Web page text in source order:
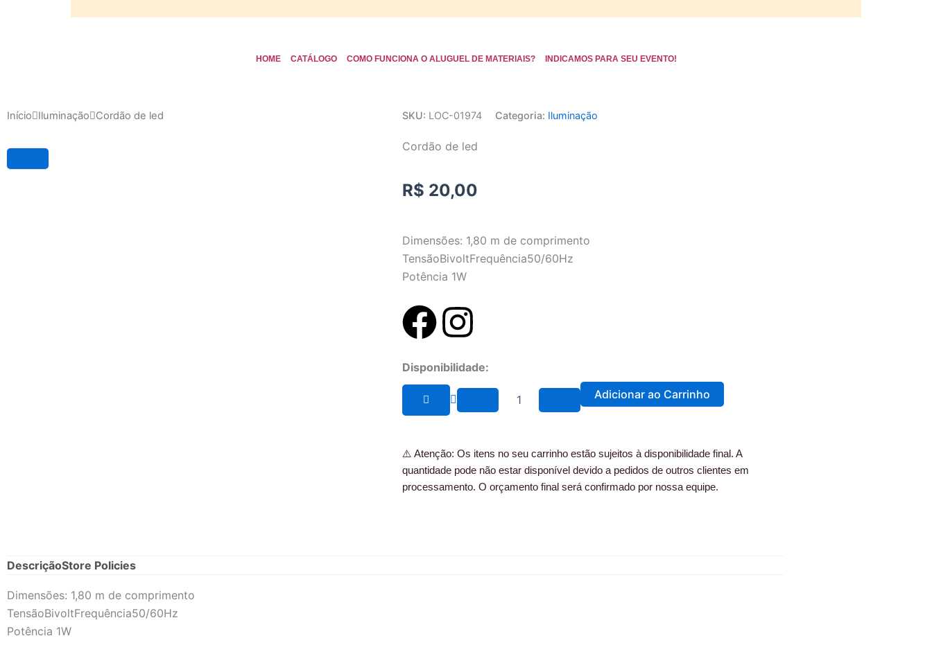
HOME CATÁLOGO COMO FUNCIONA O ALUGUEL DE MATERIAIS? INDICAMOS PARA SEU EVENTO!
Início Iluminação Cordão de led SKU: LOC-01974 Categoria: Iluminação
Cordão de led
R$ 20,00
Dimensões: 1,80 m de comprimento
TensãoBivoltFrequência50/60Hz
Potência 1W
F
a
c
e
b
o
I
n
s
t
a
g
Disponibilidade:
led
quantidade
Adicionar ao Carrinho
⚠️ Atenção: Os itens no seu carrinho estão sujeitos à disponibilidade final. A
quantidade pode não estar disponível devido a pedidos de outros clientes em
processamento. O orçamento final será confirmado por nossa equipe.
DescriçãoStore Policies
Dimensões: 1,80 m de comprimento
TensãoBivoltFrequência50/60Hz
Potência 1W